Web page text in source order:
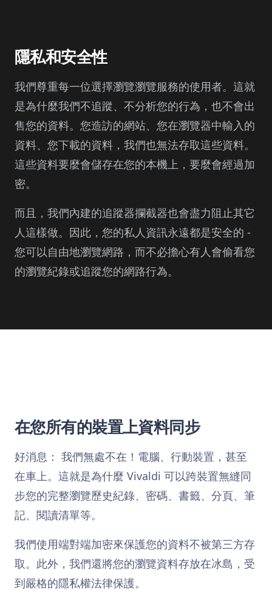
隱私和安全性
我們尊重每一位選擇瀏覽瀏覽服務的使用者。這就
是為什麼我們不追蹤、不分析您的行為，也不會出
售您的資料。您造訪的網站、您在瀏覽器中輸入的
資料、您下載的資料，我們也無法存取這些資料。
這些資料要麼會儲存在您的本機上，要麼會經過加
密。
而且，我們內建的追蹤器攔截器也會盡力阻止其它
人這樣做。因此，您的私人資訊永遠都是安全的 -
您可以自由地瀏覽網路，而不必擔心有人會偷看您
的瀏覽紀錄或追蹤您的網路行為。
在您所有的裝置上資料同步
好消息： 我們無處不在！電腦、行動裝置，甚至
在車上。這就是為什麼 Vivaldi 可以跨裝置無縫同
步您的完整瀏覽歷史紀錄、密碼、書籤、分頁、筆
記、閱讀清單等。
我們使用端對端加密來保護您的資料不被第三方存
取。此外，我們還將您的瀏覽資料存放在冰島，受
到嚴格的隱私權法律保護。